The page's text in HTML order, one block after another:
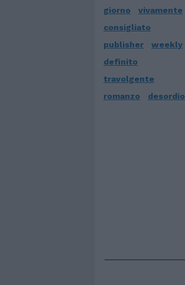
giorno
vivamente
consigliato
publisher
weekly
definito
travolgente
romanzo
desordio